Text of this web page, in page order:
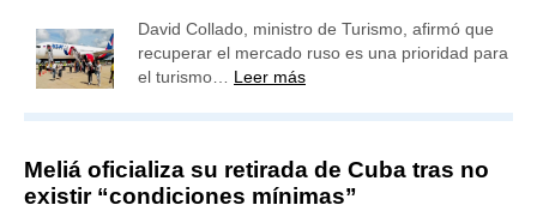
David Collado, ministro de Turismo, afirmó que
recuperar el mercado ruso es una prioridad para
el turismo… Leer más
Meliá oficializa su retirada de Cuba tras no
existir “condiciones mínimas”